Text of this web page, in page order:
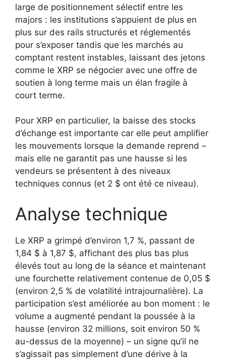
large de positionnement sélectif entre les
majors : les institutions s’appuient de plus en
plus sur des rails structurés et réglementés
pour s’exposer tandis que les marchés au
comptant restent instables, laissant des jetons
comme le XRP se négocier avec une offre de
soutien à long terme mais un élan fragile à
court terme.
Pour XRP en particulier, la baisse des stocks
d’échange est importante car elle peut amplifier
les mouvements lorsque la demande reprend –
mais elle ne garantit pas une hausse si les
vendeurs se présentent à des niveaux
techniques connus (et 2 $ ont été ce niveau).
Analyse technique
Le XRP a grimpé d’environ 1,7 %, passant de
1,84 $ à 1,87 $, affichant des plus bas plus
élevés tout au long de la séance et maintenant
une fourchette relativement contenue de 0,05 $
(environ 2,5 % de volatilité intrajournalière). La
participation s’est améliorée au bon moment : le
volume a augmenté pendant la poussée à la
hausse (environ 32 millions, soit environ 50 %
au-dessus de la moyenne) – un signe qu’il ne
s’agissait pas simplement d’une dérive à la